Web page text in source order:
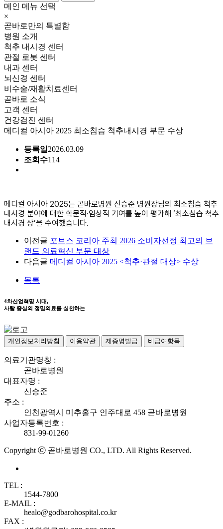
메인 메뉴 선택
×
곧바로만의 특별함
병원 소개
척추 내시경 센터
관절 로봇 센터
내과 센터
뇌신경 센터
비수술/재활치료센터
곧바로 소식
고객 센터
건강검진 센터
메디컬 아시아 2025 최소침습 척추내시경 부문 수상
등록일 2026.03.09
조회수114
메디컬 아시아 2025는 곧바로병원 신승준 병원장님의 최소침습 척추
내시경 분야에 대한 학문적·임상적 기여를 높이 평가해 ‘최소침습 척추
내시경 상’을 수여했습니다.
이전글 포브스 코리아 주최 2026 소비자선정 최고의 브
랜드 의료혁신 부문 대상
다음글 메디컬 아시아 2025 <척추·관절 대상> 수상
목록
4차산업혁명 시대,
사람 중심의 정밀의료를 실천하는
개인정보처리방침 이용약관 제증명발급 비급여항목
의료기관명칭 :
곧바로병원
대표자명 :
신승준
주소 :
인천광역시 미추홀구 인주대로 458 곧바로병원
사업자등록번호 :
831-99-01260
Copyright ⓒ 곧바로병원 CO., LTD. All Rights Reserved.
TEL :
1544-7800
E-MAIL :
healo@godbarohospital.co.kr
FAX :